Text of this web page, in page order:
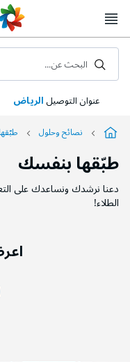
to
Content
عنوان التوصيلالرياض
البحث عن...
نصائح وحلول
طبّقها بنفسك
دعنا نرشدك ونساعدك على
الطلاء!